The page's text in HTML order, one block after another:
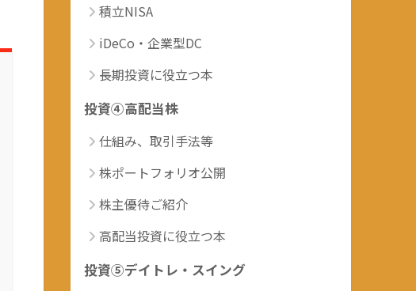
積立NISA
iDeCo・企業型DC
長期投資に役立つ本
投資④高配当株
仕組み、取引手法等
株ポートフォリオ公開
株主優待ご紹介
高配当投資に役立つ本
投資⑤デイトレ・スイング